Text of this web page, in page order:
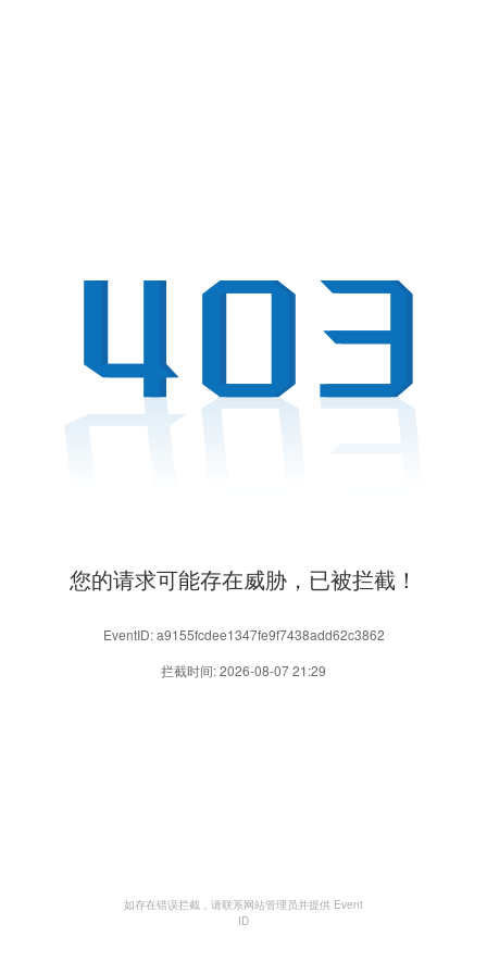
您的请求可能存在威胁，已被拦截！
EventID: a9155fcdee1347fe9f7438add62c3862
拦截时间: 2026-08-07 21:29
如存在错误拦截，请联系网站管理员并提供 Event
ID